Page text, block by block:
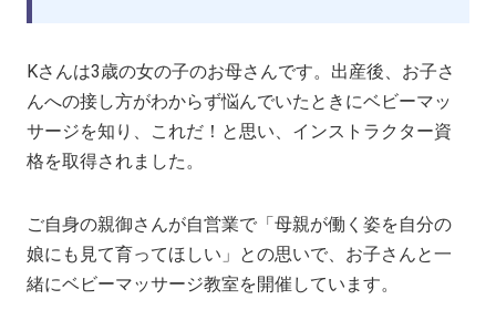
Kさんは3歳の女の子のお母さんです。出産後、お子さ
んへの接し方がわからず悩んでいたときにベビーマッ
サージを知り、これだ！と思い、インストラクター資
格を取得されました。
ご自身の親御さんが自営業で「母親が働く姿を自分の
娘にも見て育ってほしい」との思いで、お子さんと一
緒にベビーマッサージ教室を開催しています。